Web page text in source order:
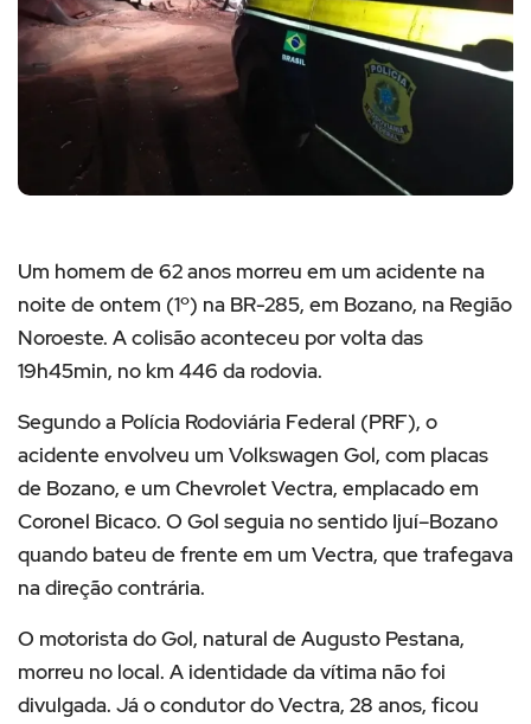
Um homem de 62 anos morreu em um acidente na
noite de ontem (1º) na BR-285, em Bozano, na Região
Noroeste. A colisão aconteceu por volta das
19h45min, no km 446 da rodovia.
Segundo a Polícia Rodoviária Federal (PRF), o
acidente envolveu um Volkswagen Gol, com placas
de Bozano, e um Chevrolet Vectra, emplacado em
Coronel Bicaco. O Gol seguia no sentido Ijuí–Bozano
quando bateu de frente em um Vectra, que trafegava
na direção contrária.
O motorista do Gol, natural de Augusto Pestana,
morreu no local. A identidade da vítima não foi
divulgada. Já o condutor do Vectra, 28 anos, ficou